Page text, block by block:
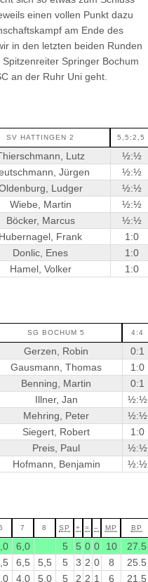
einen vollen Punkt dazu
am Ende des
in den letzten beiden Runden
Springer Bochum
an der Ruhr Uni geht.
SV HATTINGEN 2 5,5:2,5
Lutz
½:½
Jürgen
½:½
Ludger
½:½
Wiebe, Martin
½:½
Böcker, Marcus
½:½
Hubernagel, Frank
1:0
Donlic, Enes
1:0
Hamel, Volker 1:0
SG BOCHUM 5 4:4
Gerzen, Robin
0:1
Gausmann, Thomas
1:0
Benning, Martin
0:1
Illner, Jan
½:½
Mehring, Peter
½:½
Siegert, Robert
1:0
Preis, Paul
½:½
Hofmann, Benjamin ½:½
7 8 SP + = – MP BP
6,0 5 5 0 0 10
27.5
6,5 5,5 5 3 2 0 8
25.5
4,0 5,0 5 2 2 1 6 21.5